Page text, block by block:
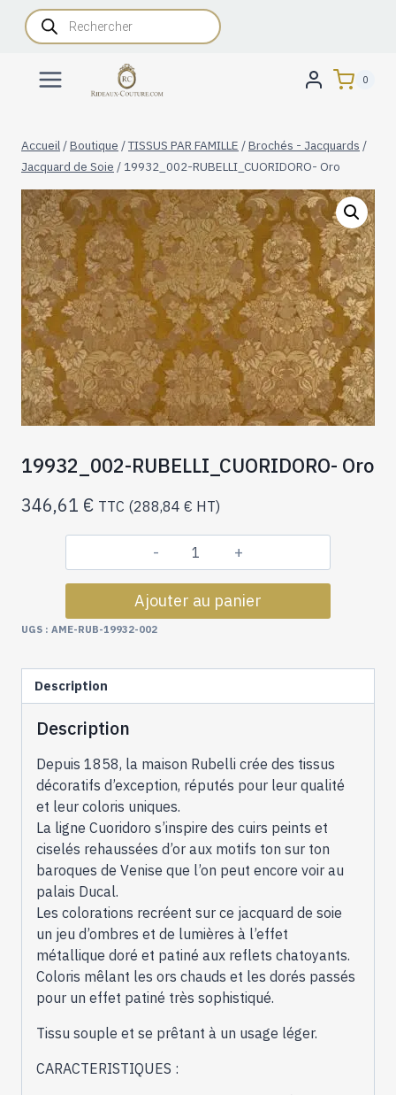
AllerRecherche
de
produits
0
Accueil /Boutique /TISSUS PAR FAMILLE /Brochés - Jacquards /
Jacquard de Soie / 19932_002-RUBELLI_CUORIDORO- Oro
19932_002-RUBELLI_CUORIDORO- Oro
346,61 € TTC (288,84 € HT)
quantité
de
19932_002-
Ajouter au panier
UGS : AME-RUB-19932-002
Description
Description
Depuis 1858, la maison Rubelli crée des tissus
décoratifs d’exception, réputés pour leur qualité
et leur coloris uniques.
La ligne Cuoridoro s’inspire des cuirs peints et
ciselés rehaussées d’or aux motifs ton sur ton
baroques de Venise que l’on peut encore voir au
palais Ducal.
Les colorations recréent sur ce jacquard de soie
un jeu d’ombres et de lumières à l’effet
métallique doré et patiné aux reflets chatoyants.
Coloris mêlant les ors chauds et les dorés passés
pour un effet patiné très sophistiqué.
Tissu souple et se prêtant à un usage léger.
CARACTERISTIQUES :